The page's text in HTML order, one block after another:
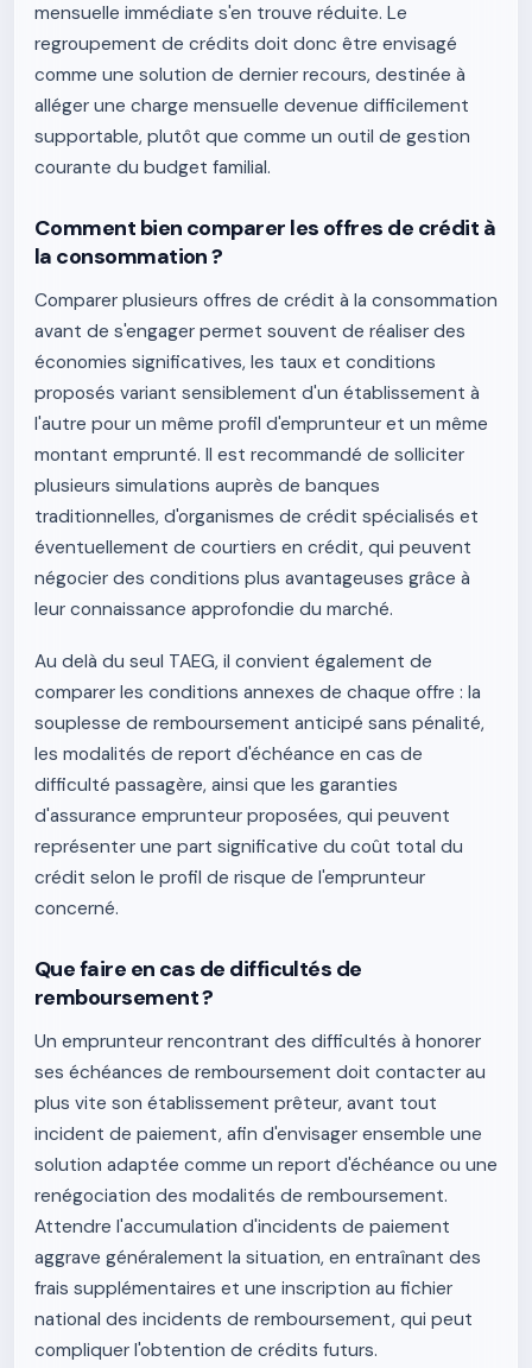
mensuelle immédiate s'en trouve réduite. Le
regroupement de crédits doit donc être envisagé
comme une solution de dernier recours, destinée à
alléger une charge mensuelle devenue difficilement
supportable, plutôt que comme un outil de gestion
courante du budget familial.
Comment bien comparer les offres de crédit à
la consommation ?
Comparer plusieurs offres de crédit à la consommation
avant de s'engager permet souvent de réaliser des
économies significatives, les taux et conditions
proposés variant sensiblement d'un établissement à
l'autre pour un même profil d'emprunteur et un même
montant emprunté. Il est recommandé de solliciter
plusieurs simulations auprès de banques
traditionnelles, d'organismes de crédit spécialisés et
éventuellement de courtiers en crédit, qui peuvent
négocier des conditions plus avantageuses grâce à
leur connaissance approfondie du marché.
Au delà du seul TAEG, il convient également de
comparer les conditions annexes de chaque offre : la
souplesse de remboursement anticipé sans pénalité,
les modalités de report d'échéance en cas de
difficulté passagère, ainsi que les garanties
d'assurance emprunteur proposées, qui peuvent
représenter une part significative du coût total du
crédit selon le profil de risque de l'emprunteur
concerné.
Que faire en cas de difficultés de
remboursement ?
Un emprunteur rencontrant des difficultés à honorer
ses échéances de remboursement doit contacter au
plus vite son établissement prêteur, avant tout
incident de paiement, afin d'envisager ensemble une
solution adaptée comme un report d'échéance ou une
renégociation des modalités de remboursement.
Attendre l'accumulation d'incidents de paiement
aggrave généralement la situation, en entraînant des
frais supplémentaires et une inscription au fichier
national des incidents de remboursement, qui peut
compliquer l'obtention de crédits futurs.